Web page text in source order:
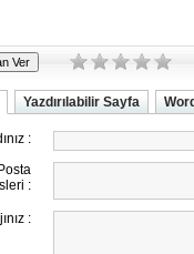
Yazdırılabilir Sayfa